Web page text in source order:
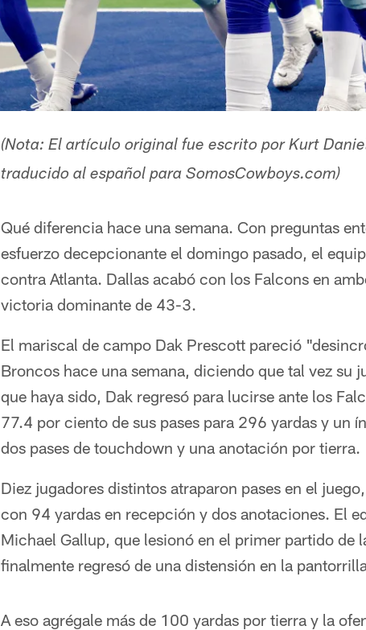
(Nota: El artículo original fue escrito por Kurt
traducido al español para SomosCowboys.com)
Qué diferencia hace una semana. Con preguntas
esfuerzo decepcionante el domingo pasado, el
contra Atlanta. Dallas acabó con los Falcons en
victoria dominante de 43-3.
El mariscal de campo Dak Prescott pareció
Broncos hace una semana, diciendo que tal vez su
que haya sido, Dak regresó para lucirse ante los
77.4 por ciento de sus pases para 296 yardas y un
dos pases de touchdown y una anotación por tierra.
Diez jugadores distintos atraparon pases en el
con 94 yardas en recepción y dos anotaciones. El
Michael Gallup, que lesionó en el primer partido de
finalmente regresó de una distensión en la
A eso agrégale más de 100 yardas por tierra y la